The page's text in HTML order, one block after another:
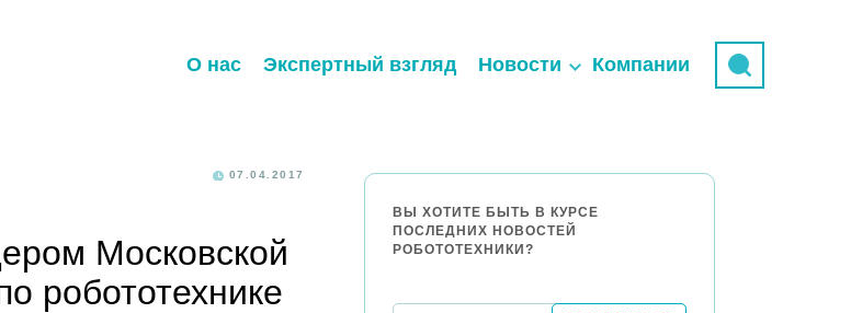
О нас Экспертный взгляд Новости Компании
07.04.2017
Московской
робототехнике
ВЫ ХОТИТЕ БЫТЬ В КУРСЕ
ПОСЛЕДНИХ НОВОСТЕЙ
РОБОТОТЕХНИКИ?